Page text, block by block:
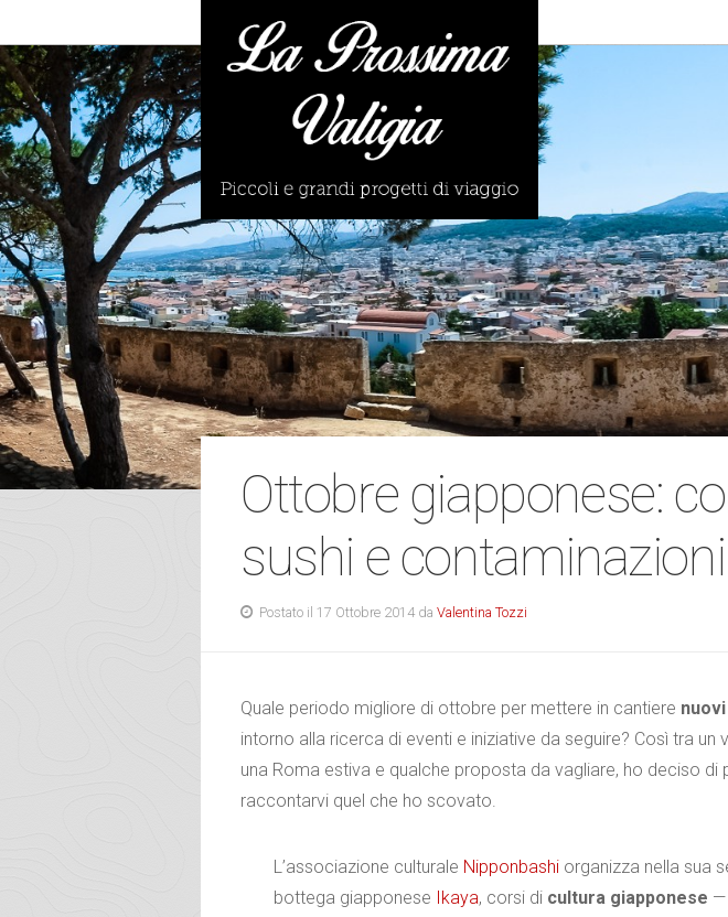
Ottobre giapponese:
sushi e
Postato il 17 Ottobre 2014 da Valentina Tozzi
Quale periodo migliore di ottobre per mettere in cantiere
intorno alla ricerca di eventi e iniziative da seguire? Così tra un
una Roma estiva e qualche proposta da vagliare, ho deciso di
raccontarvi quel che ho scovato.
L’associazione culturale Nipponbashi organizza nella sua
bottega giapponese
Ikaya, corsi di cultura giapponese —